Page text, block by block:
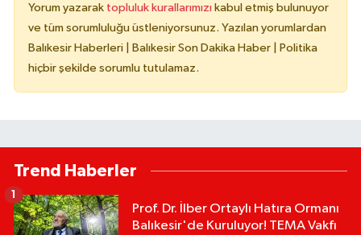
Yorum yazarak topluluk kurallarımızı kabul etmiş bulunuyor
ve tüm sorumluluğu üstleniyorsunuz. Yazılan yorumlardan
Balıkesir Haberleri | Balıkesir Son Dakika Haber | Politika
hiçbir şekilde sorumlu tutulamaz.
Trend Haberler
Prof. Dr. İlber Ortaylı Hatıra Ormanı
Balıkesir'de Kuruluyor! TEMA Vakfı
1